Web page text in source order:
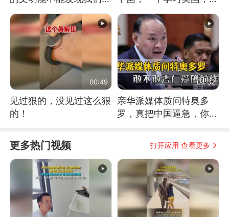
在过？
果怎么样了？
00:49
见过狠的，没见过这么狠
的！
04:32
亲华派媒体质问特奥多
罗，真把中国逼急，你敢
更多热门视频 打开应用 查看更多